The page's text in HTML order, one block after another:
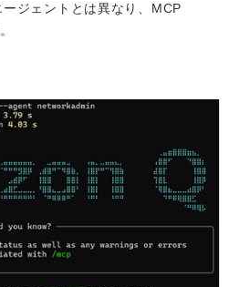
ジェントとは異なり、MCP